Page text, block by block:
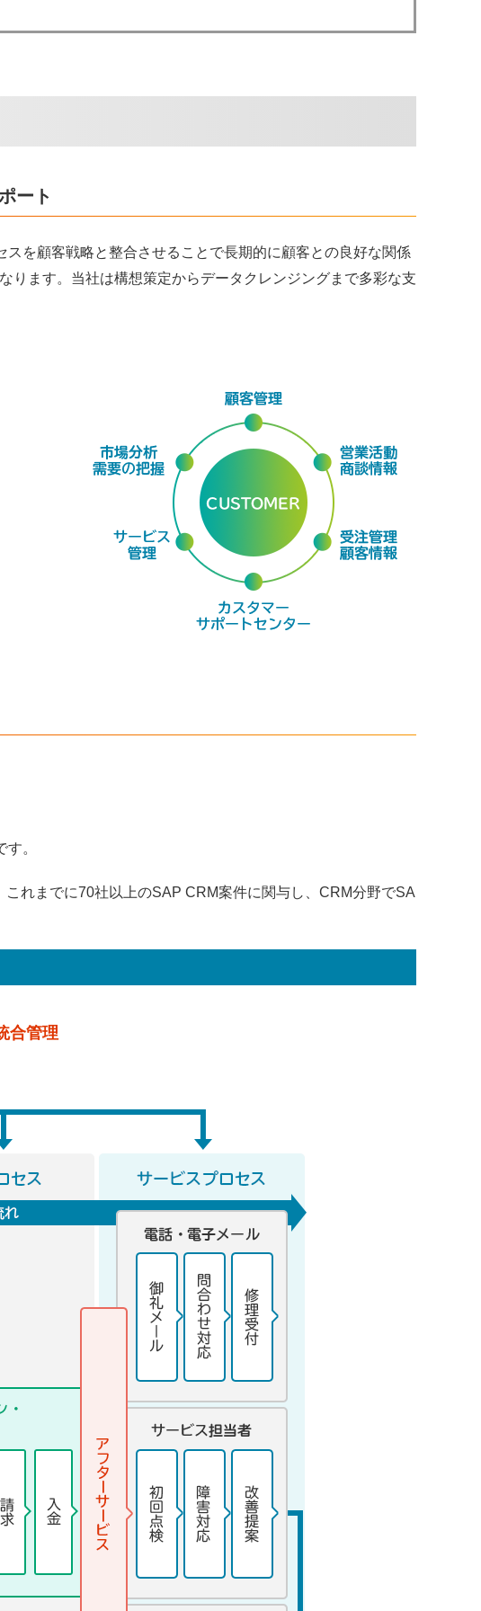
ート
を顧客戦略と整合させることで長期的に顧客との良好な関係
ります。当社は構想策定からデータクレンジングまで多彩な支
。
れまでに70社以上のSAP CRM案件に関与し、CRM分野でSA
合管理